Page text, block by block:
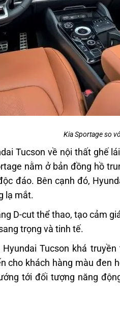
Kia Sportage so
Tucson về nội thất ghế
nằm ở bản đồng hồ
đáo. Bên cạnh đó,
lạ mắt.
D-cut thể thao, tạo cảm
trọng và tinh tế.
Tucson khá
cho khách hàng màu đen
tới đối tượng năng